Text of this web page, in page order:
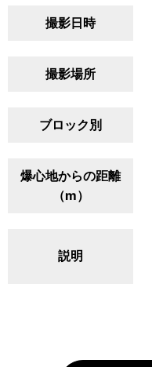
撮影日時
撮影場所
ブロック別
爆心地からの距離
（m）
説明